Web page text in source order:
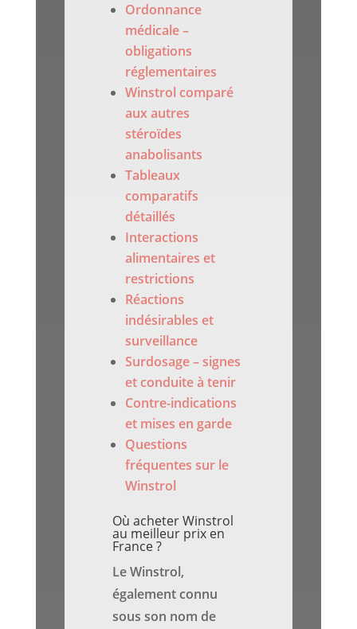
Ordonnance
médicale –
obligations
réglementaires
Winstrol comparé
aux autres
stéroïdes
anabolisants
Tableaux
comparatifs
détaillés
Interactions
alimentaires et
restrictions
Réactions
indésirables et
surveillance
Surdosage – signes
et conduite à tenir
Contre-indications
et mises en garde
Questions
fréquentes sur le
Winstrol
Où acheter Winstrol
au meilleur prix en
France ?
Le Winstrol,
également connu
sous son nom de